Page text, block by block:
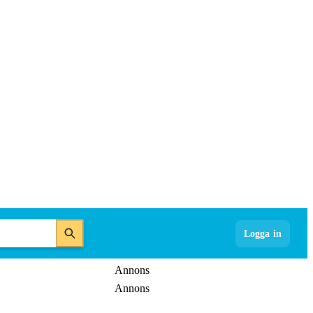
Logga in
Annons
Annons